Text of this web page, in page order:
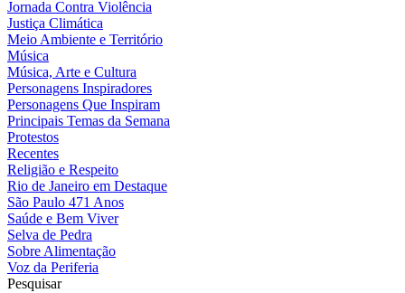
Jornada Contra Violência
Justiça Climática
Meio Ambiente e Território
Música
Música, Arte e Cultura
Personagens Inspiradores
Personagens Que Inspiram
Principais Temas da Semana
Protestos
Recentes
Religião e Respeito
Rio de Janeiro em Destaque
São Paulo 471 Anos
Saúde e Bem Viver
Selva de Pedra
Sobre Alimentação
Voz da Periferia
Pesquisar